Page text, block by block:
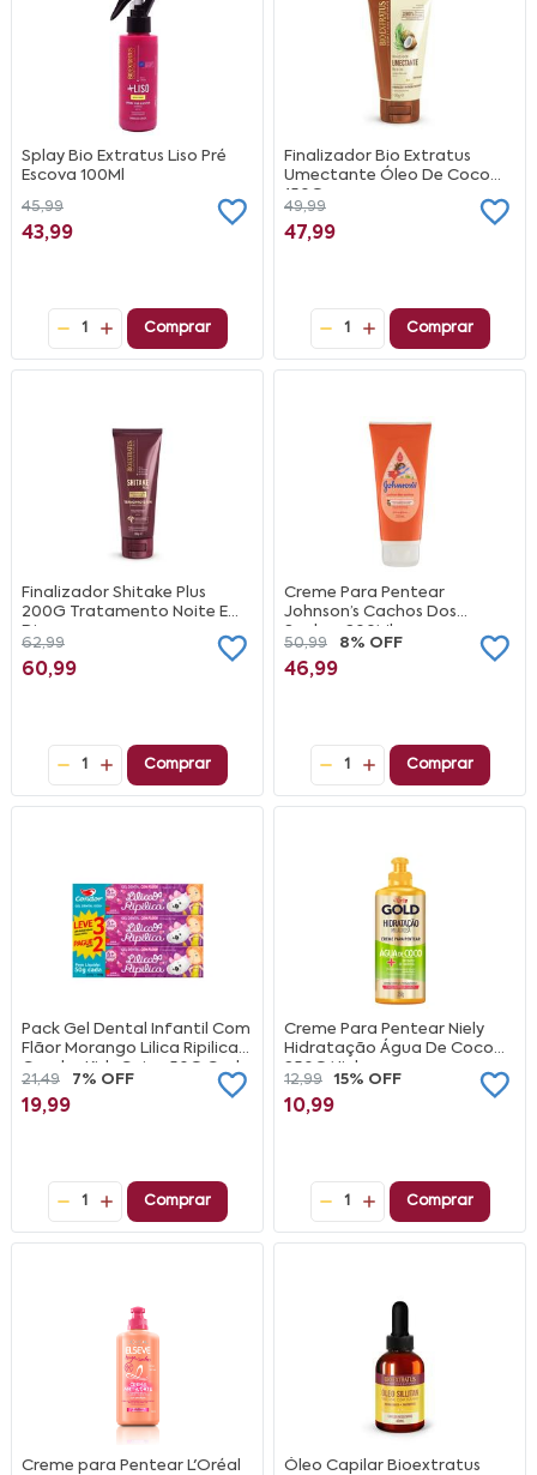
Splay Bio Extratus Liso Pré
Escova 100Ml
45,99
43,99
1 Comprar
Finalizador Bio Extratus
Umectante Óleo De Coco
150G
49,99
47,99
1 Comprar
Finalizador Shitake Plus
200G Tratamento Noite E
Dia
62,99
60,99
1 Comprar
Creme Para Pentear
Johnson’s Cachos Dos
Sonhos 200Ml
50,99 8% OFF
46,99
1 Comprar
Pack Gel Dental Infantil Com
Flãor Morango Lilica Ripilica
Condor Kids Caixa 50G Cada
Leve 3 Pague 2
21,49 7% OFF
19,99
1 Comprar
Creme Para Pentear Niely
Hidratação Água De Coco
250G Niely
12,99 15% OFF
10,99
1 Comprar
Creme para Pentear L'Oréal
Óleo Capilar Bioextratus